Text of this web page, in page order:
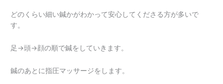
どのくらい細い鍼かがわかって安心してくださる方が多いで
す。
足→頭→顔の順で鍼をしていきます。
鍼のあとに指圧マッサージをします。